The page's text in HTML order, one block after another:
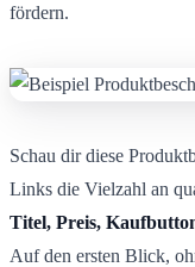
fördern.
Schau dir diese
Links die Vielzahl an
Titel, Preis,
Auf den ersten Blick,